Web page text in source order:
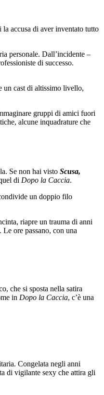
la accusa di aver inventato tutto
personale. Dall’incidente –
di successo.
un cast di altissimo livello,
gruppi di amici fuori
alcune inquadrature che
Se non hai visto Scusa,
di Dopo la Caccia.
un doppio filo
riapre un trauma di anni
ore passano, con una
che si sposta nella satira
in Dopo la Caccia, c’è una
Congelata negli anni
di vigilante sexy che attira gli